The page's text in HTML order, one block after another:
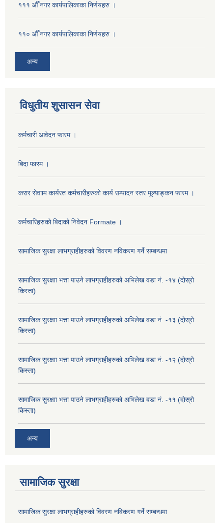
१११ औँ नगर कार्यपालिकाका निर्णयहरु ।
११० औँ नगर कार्यपालिकाका निर्णयहरु ।
अन्य
विधुतीय शुसासन सेवा
कर्मचारी आवेदन फारम ।
बिदा फारम ।
करार सेवााम कार्यरत कर्मचारीहरुको कार्य सम्पादन स्तर मूल्याङ्कन फारम ।
कर्मचारिहरुको बिदाको निवेदन Formate ।
सामाजिक सुरक्षा लाभग्राहीहरुको विवरण नविकरण गर्ने सम्बन्धमा
सामाजिक सुरक्षाा भत्ता पाउने लाभग्राहीहरुको अभिलेख वडा नं. -१४ (दोस्रो
किस्ता)
सामाजिक सुरक्षाा भत्ता पाउने लाभग्राहीहरुको अभिलेख वडा नं. -१३ (दोस्रो
किस्ता)
सामाजिक सुरक्षाा भत्ता पाउने लाभग्राहीहरुको अभिलेख वडा नं. -१२ (दोस्रो
किस्ता)
सामाजिक सुरक्षाा भत्ता पाउने लाभग्राहीहरुको अभिलेख वडा नं. -११ (दोस्रो
किस्ता)
अन्य
सामाजिक सुरक्षा
सामाजिक सुरक्षा लाभग्राहीहरुको विवरण नविकरण गर्ने सम्बन्धमा